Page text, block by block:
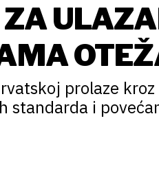
prolaze
standarda i